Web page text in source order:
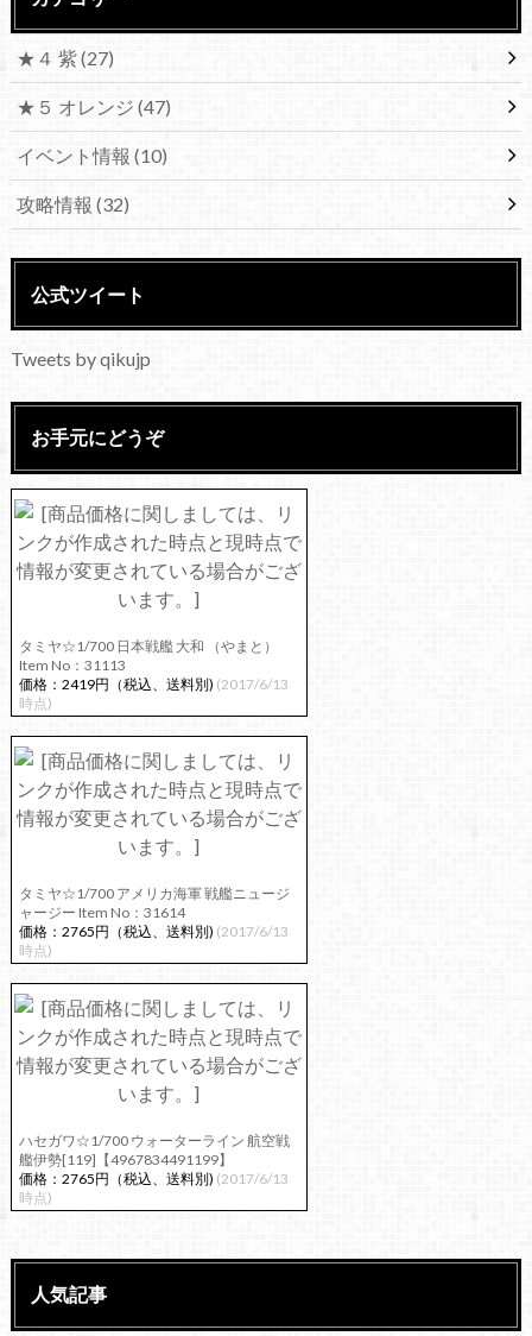
★４ 紫(27)
★５ オレンジ (47)
イベント情報 (10)
攻略情報 (32)
公式ツイート
Tweets by qikujp
お手元にどうぞ
タミヤ☆1/700 日本戦艦 大和 （やまと）
Item No：31113
価格：2419円（税込、送料別) (2017/6/13
時点)
タミヤ☆1/700 アメリカ海軍 戦艦ニュージ
ャージー Item No：31614
価格：2765円（税込、送料別) (2017/6/13
時点)
ハセガワ☆1/700 ウォーターライン 航空戦
艦伊勢[119]【4967834491199】
価格：2765円（税込、送料別) (2017/6/13
時点)
人気記事